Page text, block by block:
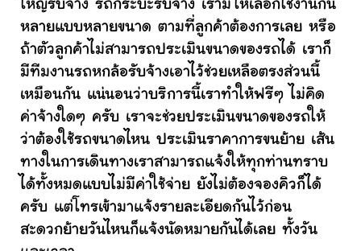
ใหญ่รับจ้าง รถกระบะรับจ้าง เรามีให้เลือกใช้งานกัน
หลายแบบหลายขนาด ตามที่ลูกค้าต้องการเลย หรือ
ถ้าตัวลูกค้าไม่สามารถประเมินขนาดของรถได้ เราก็
มีทีมงานรถหกล้อรับจ้างเอาไว้ช่วยเหลือตรงส่วนนี้
เหมือนกัน แน่นอนว่าบริการนี้เราทำให้ฟรีๆ ไม่คิด
ค่าจ้างใดๆ ครับ เราจะช่วยประเมินขนาดของรถให้
ว่าต้องใช้รถขนาดไหน ประเมินราคาการขนย้าย เส้น
ทางในการเดินทางเราสามารถแจ้งให้ทุกท่านทราบ
ได้ทั้งหมดแบบไม่มีค่าใช้จ่าย ยังไม่ต้องจองคิวก็ได้
ครับ แต่โทรเข้ามาแจ้งรายละเอียดกันไว้ก่อน
สะดวกย้ายวันไหนก็แจ้งนัดหมายกันได้เลย ทั้งวัน